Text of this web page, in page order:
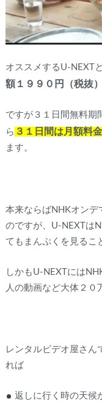
オススメするU-NEXT
額１９９０円（税抜
ですが３１日間無料期
ら ３１日間は月額料
ます。
本来ならばNHKオンデ
のですが、U-NEXTは
てもまんぷくを見るこ
しかもU-NEXTには
人の動画など大体２０
レンタルビデオ屋さん
れば
返しに行く時の天候